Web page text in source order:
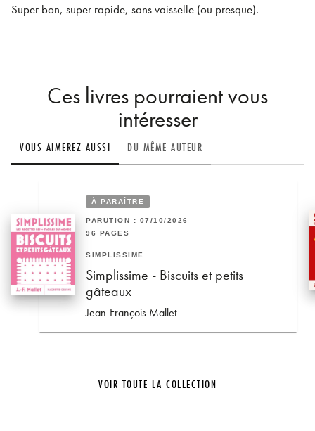
Super bon, super rapide, sans vaisselle (ou presque).
Ces livres pourraient vous
intéresser
VOUS AIMEREZ AUSSI DU MÊME AUTEUR
À PARAÎTRE
PARUTION : 07/10/2026
96 PAGES
SIMPLISSIME
Simplissime - Biscuits et petits
gâteaux
Jean-François Mallet
VOIR TOUTE LA COLLECTION